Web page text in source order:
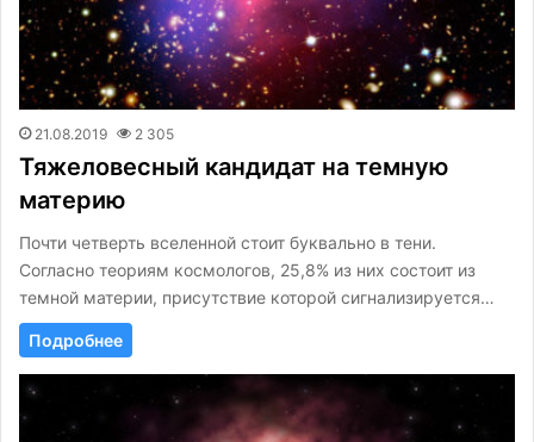
21.08.2019 2 305
Тяжеловесный кандидат на темную
материю
Почти четверть вселенной стоит буквально в тени.
Согласно теориям космологов, 25,8% из них состоит из
темной материи, присутствие которой сигнализируется…
Подробнее